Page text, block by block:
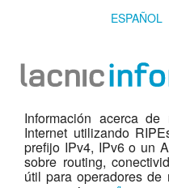
ESPAÑOL
Información acerca
Internet utilizando
prefijo IPv4, IPv6 o un
sobre routing,
útil para operadores